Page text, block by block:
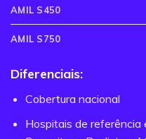
AMIL S450
AMIL S750
Diferenciais:
Cobertura nacional
Hospitais de referência